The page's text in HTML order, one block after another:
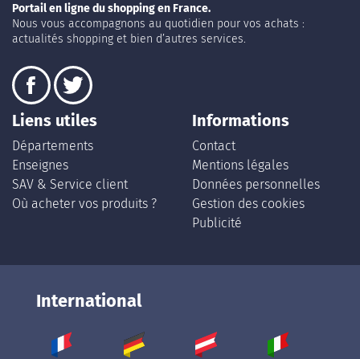
Portail en ligne du shopping en France.
Nous vous accompagnons au quotidien pour vos achats :
actualités shopping et bien d’autres services.
Liens utiles
Départements
Enseignes
SAV & Service client
Où acheter vos produits ?
Informations
Contact
Mentions légales
Données personnelles
Gestion des cookies
Publicité
International